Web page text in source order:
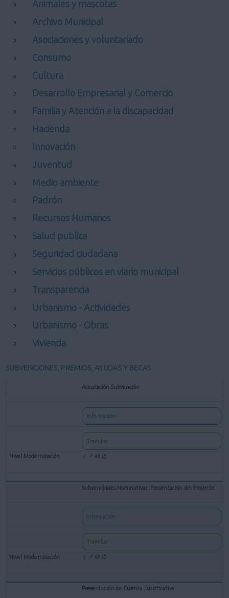
Animales y mascotas
Archivo Municipal
Asociaciones y voluntariado
Consumo
Cultura
Desarrollo Empresarial y Comercio
Familia y Atención a la discapacidad
Hacienda
Innovación
Juventud
Medio ambiente
Padrón
Recursos Humanos
Salud publica
Seguridad ciudadana
Servicios públicos en viario municipal
Transparencia
Urbanismo - Actividades
Urbanismo - Obras
Vivienda
SUBVENCIONES, PREMIOS, AYUDAS Y BECAS
Aceptación Subvención
Información
Tramitar
Subvenciones Nominativas: Presentación del Proyecto
Información
Tramitar
Presentación de Cuenta Justificativa